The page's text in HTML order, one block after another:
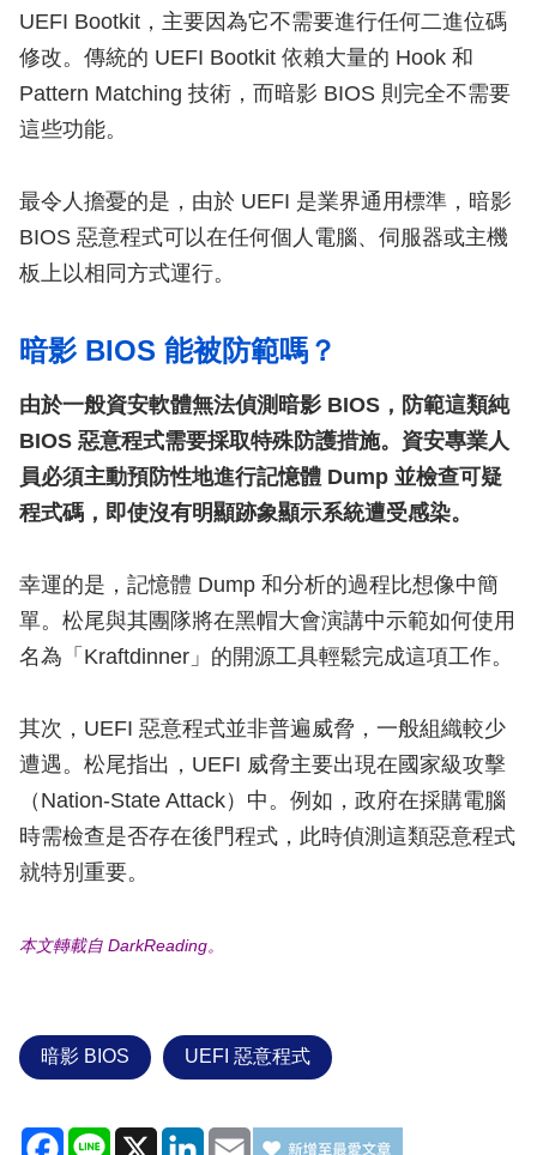
UEFI Bootkit，主要因為它不需要進行任何二進位碼
修改。傳統的 UEFI Bootkit 依賴大量的 Hook 和
Pattern Matching 技術，而暗影 BIOS 則完全不需要
這些功能。
最令人擔憂的是，由於 UEFI 是業界通用標準，暗影
BIOS 惡意程式可以在任何個人電腦、伺服器或主機
板上以相同方式運行。
暗影 BIOS 能被防範嗎？
由於一般資安軟體無法偵測暗影 BIOS，防範這類純
BIOS 惡意程式需要採取特殊防護措施。資安專業人
員必須主動預防性地進行記憶體 Dump 並檢查可疑
程式碼，即使沒有明顯跡象顯示系統遭受感染。
幸運的是，記憶體 Dump 和分析的過程比想像中簡
單。松尾與其團隊將在黑帽大會演講中示範如何使用
名為「Kraftdinner」的開源工具輕鬆完成這項工作。
其次，UEFI 惡意程式並非普遍威脅，一般組織較少
遭遇。松尾指出，UEFI 威脅主要出現在國家級攻擊
（Nation-State Attack）中。例如，政府在採購電腦
時需檢查是否存在後門程式，此時偵測這類惡意程式
就特別重要。
本文轉載自 DarkReading。
暗影 BIOS UEFI 惡意程式
Facebook
Line X LinkedIn
Email